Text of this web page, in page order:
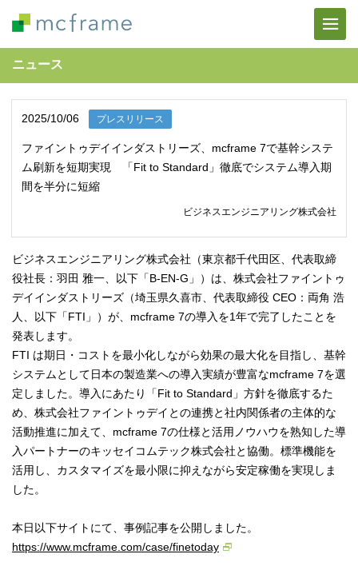
ニュース
2025/10/06 プレスリリース
ファイントゥデイインダストリーズ、mcframe 7で基幹システ
ム刷新を短期実現 「Fit to Standard」徹底でシステム導入期
間を半分に短縮
ビジネスエンジニアリング株式会社
ビジネスエンジニアリング株式会社（東京都千代田区、代表取締
役社長：羽田 雅一、以下「B-EN-G」）は、株式会社ファイントゥ
デイインダストリーズ（埼玉県久喜市、代表取締役 CEO：両角 浩
人、以下「FTI」）が、mcframe 7の導入を1年で完了したことを
発表します。
FTI は期日・コストを最小化しながら効果の最大化を目指し、基幹
システムとして日本の製造業への導入実績が豊富なmcframe 7を選
定しました。導入にあたり「Fit to Standard」方針を徹底するた
め、株式会社ファイントゥデイとの連携と社内関係者の主体的な
活動推進に加えて、mcframe 7の仕様と活用ノウハウを熟知した導
入パートナーのキッセイコムテック株式会社と協働。標準機能を
活用し、カスタマイズを最小限に抑えながら安定稼働を実現しま
した。
本日以下サイトにて、事例記事を公開しました。
https://www.mcframe.com/case/finetoday